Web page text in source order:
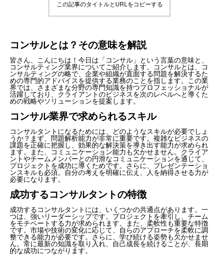
この記事のタイトルとURLをコピーする
コンサルとは？その意味を解説
皆さん、こんにちは！今日は「コンサル」という言葉の意味と、
コンサルティング業界についてご紹介します。コンサルとは、コ
ンサルティングの略で、企業や組織が直面する問題を解決するた
めの専門的アドバイスを提供する業務のことを指します。この業
界では、さまざまな分野の専門知識を持つプロフェッショナルが
活躍しており、クライアントのビジネスを次のレベルへと導くた
めの戦略やソリューションを提案します。
コンサル業界で求められるスキル
コンサルタントになるためには、どのようなスキルが必要でしょ
うか？まず、問題解析能力が非常に重要です。複雑なビジネスの
課題を正確に把握し、効果的な解決策を導き出す能力が求められ
ます。また、コミュニケーション能力も欠かせません。クライア
ントやチームメンバーとの円滑なコミュニケーションを通じて、
プロジェクトを成功に導くためです。さらに、プレゼンテーショ
ンスキルも必須。自分の考えを明確に伝え、人を納得させる力が
必要になります。
成功するコンサルタントの特徴
成功するコンサルタントには、いくつかの共通点があります。一
つは、強いリーダーシップです。プロジェクトを牽引し、チーム
をモチベートする力が求められます。また、柔軟性も重要な特徴
です。市場や技術の変化に応じて、自らのアプローチを柔軟に調
整できる能力が必要です。さらに、学び続ける姿勢も欠かせませ
ん。常に最新の知識を取り入れ、自己成長を続けることが、長期
的な成功につながります。